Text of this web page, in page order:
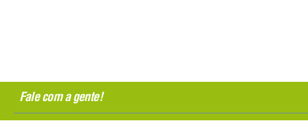
Fale com a gente!